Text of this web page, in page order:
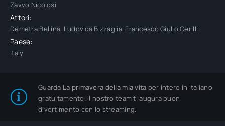
Zavvo Nicolosi
Attori:
Demetra Bellina, Ludovica Bizzaglia, Francesco Giulio Cerilli
Paese:
Italy
Guarda La primavera della mia vita per intero in italiano
gratuitamente. Il nostro team ti augura buon
divertimento con lo streaming.